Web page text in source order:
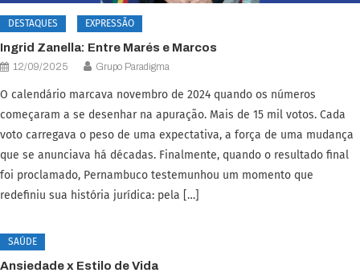
DESTAQUES EXPRESSÃO
Ingrid Zanella: Entre Marés e Marcos
12/09/2025 Grupo Paradigma
O calendário marcava novembro de 2024 quando os números
começaram a se desenhar na apuração. Mais de 15 mil votos. Cada
voto carregava o peso de uma expectativa, a força de uma mudança
que se anunciava há décadas. Finalmente, quando o resultado final
foi proclamado, Pernambuco testemunhou um momento que
redefiniu sua história jurídica: pela […]
SAÚDE
Ansiedade x Estilo de Vida